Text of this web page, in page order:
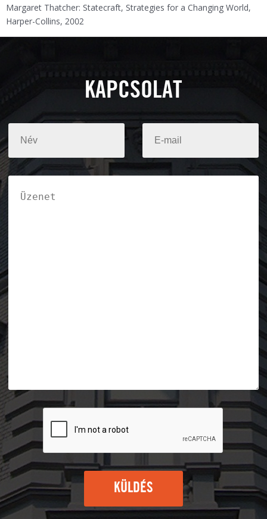
Margaret Thatcher: Statecraft, Strategies for a Changing World,
Harper-Collins, 2002
KAPCSOLAT
KÜLDÉS